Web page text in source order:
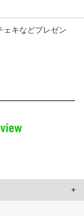
ェキなどプレゼン
コンテンツや広告の